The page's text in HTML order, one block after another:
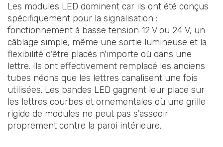
Les modules LED dominent car ils ont été conçus
spécifiquement pour la signalisation :
fonctionnement à basse tension 12 V ou 24 V, un
câblage simple, même une sortie lumineuse et la
flexibilité d'être placés n'importe où dans une
lettre. Ils ont effectivement remplacé les anciens
tubes néons que les lettres canalisent une fois
utilisées. Les bandes LED gagnent leur place sur
les lettres courbes et ornementales où une grille
rigide de modules ne peut pas s'asseoir
proprement contre la paroi intérieure.